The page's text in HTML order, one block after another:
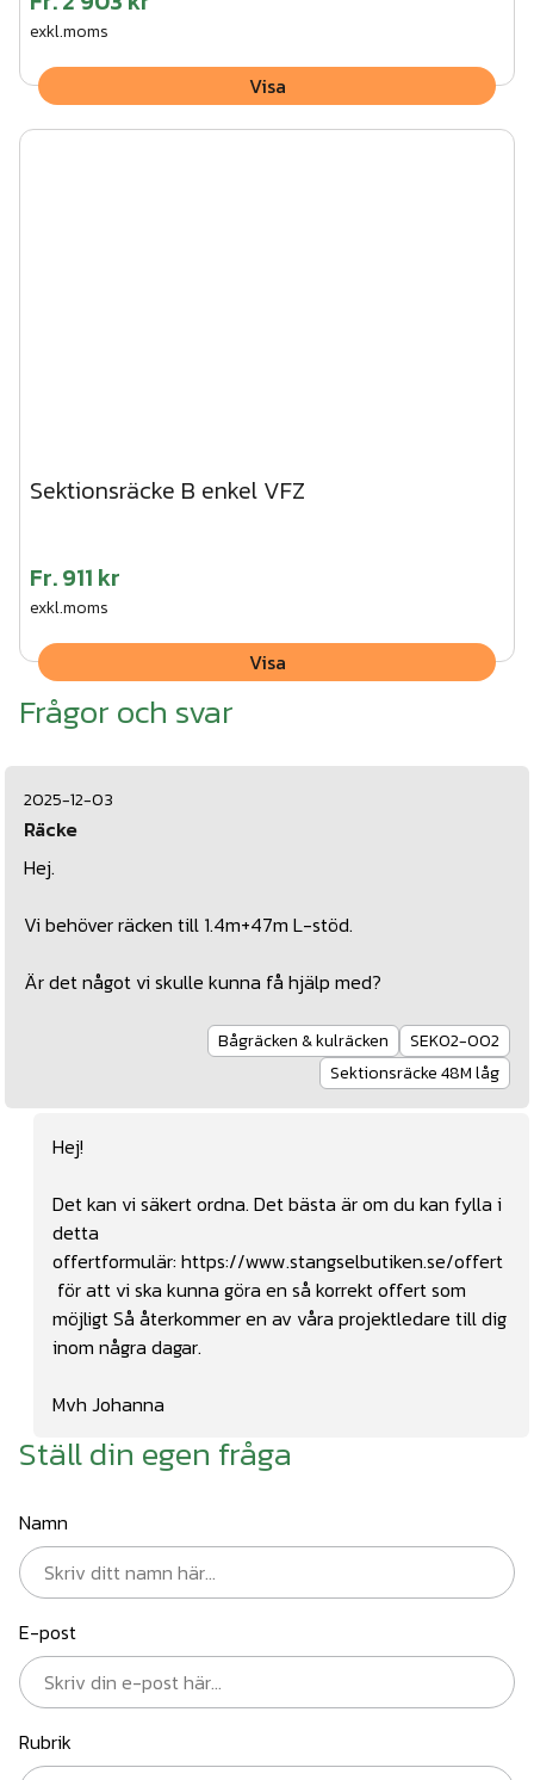
exkl.moms
Visa
Sektionsräcke B enkel VFZ
Fr.911 kr
exkl.moms
Visa
Frågor och svar
2025-12-03
Räcke
Hej.
Vi behöver räcken till 1.4m+47m L-stöd.
Är det något vi skulle kunna få hjälp med?
Bågräcken & kulräcken
SEK02-002
Sektionsräcke 48M låg
Hej!
Det kan vi säkert ordna. Det bästa är om du kan fylla i
detta
offertformulär: https://www.stangselbutiken.se/offert
för att vi ska kunna göra en så korrekt offert som
möjligt Så återkommer en av våra projektledare till dig
inom några dagar.
Mvh Johanna
Ställ din egen fråga
Namn
E-post
Rubrik